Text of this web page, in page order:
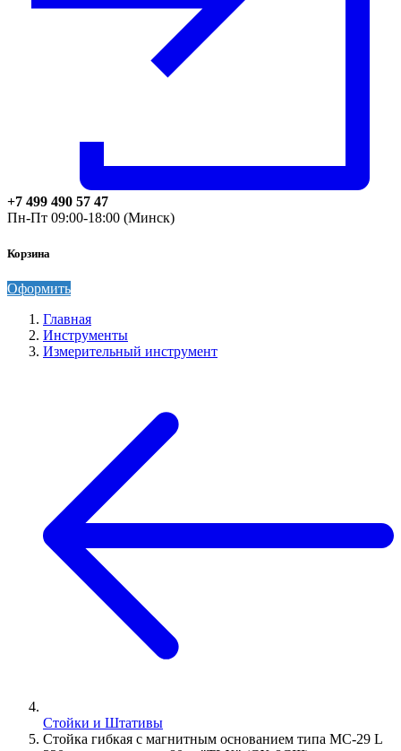
+7 499 490 57 47
Пн-Пт 09:00-18:00 (Минск)
Корзина
Оформить
Главная
Инструменты
Измерительный инструмент
Стойки и Штативы
Стойка гибкая с магнитным основанием типа МС-29 L